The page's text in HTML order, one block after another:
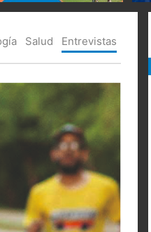
Salud Entrevistas